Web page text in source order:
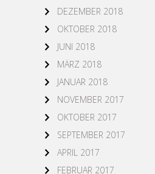
DEZEMBER 2018
OKTOBER 2018
JUNI 2018
MÄRZ 2018
JANUAR 2018
NOVEMBER 2017
OKTOBER 2017
SEPTEMBER 2017
APRIL 2017
FEBRUAR 2017